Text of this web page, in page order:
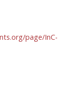
page/InC-